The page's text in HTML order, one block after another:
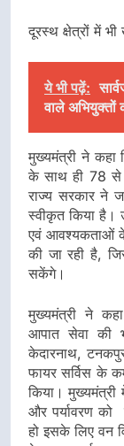
दूरस्थ क्षेत्रों में
ये भी पढ़ें:
वाले अभियुक्तों
मुख्यमंत्री ने कहा
के साथ ही 78 से
राज्य सरकार ने
स्वीकृत किया है।
एवं आवश्यकताओं
की जा रही है,
सकेंगे।
मुख्यमंत्री ने
आपात सेवा की
केदारनाथ,
फायर सर्विस के
किया। मुख्यमंत्री
और पर्यावरण को
हो इसके लिए वन